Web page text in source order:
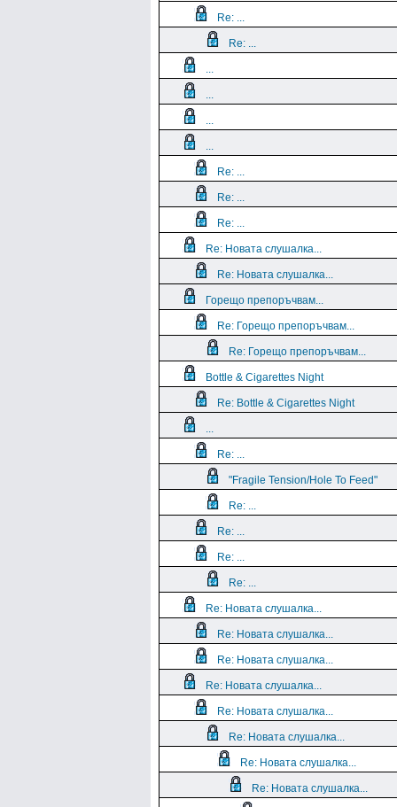
Re: ...
Re: ...
...
...
...
...
Re: ...
Re: ...
Re: ...
Re: Новата слушалка...
Re: Новата слушалка...
Горещо препоръчвам...
Re: Горещо препоръчвам...
Re: Горещо препоръчвам...
Bottle & Cigarettes Night
Re: Bottle & Cigarettes Night
...
Re: ...
"Fragile Tension/Hole To Feed"
Re: ...
Re: ...
Re: ...
Re: ...
Re: Новата слушалка...
Re: Новата слушалка...
Re: Новата слушалка...
Re: Новата слушалка...
Re: Новата слушалка...
Re: Новата слушалка...
Re: Новата слушалка...
Re: Новата слушалка...